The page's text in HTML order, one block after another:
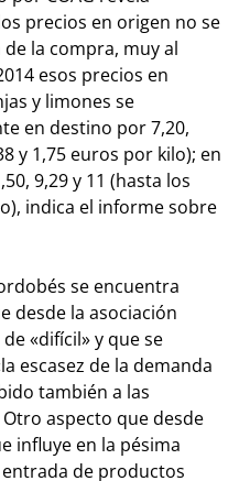
precios en origen no se
la compra, muy al
esos precios en
y limones se
en destino por 7,20,
y 1,75 euros por kilo); en
9,29 y 11 (hasta los
indica el informe sobre
se encuentra
desde la asociación
«difícil» y que se
escasez de la demanda
también a las
aspecto que desde
influye en la pésima
de productos